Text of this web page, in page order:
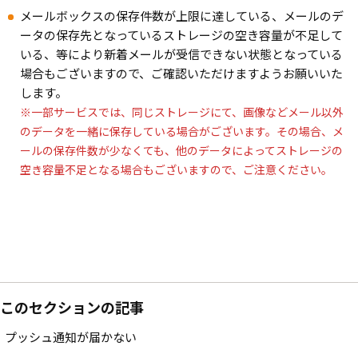
メールボックスの保存件数が上限に達している、メールのデ
ータの保存先となっているストレージの空き容量が不足して
いる、等により新着メールが受信できない状態となっている
場合もございますので、ご確認いただけますようお願いいた
します。
※一部サービスでは、同じストレージにて、画像などメール以外
のデータを一緒に保存している場合がございます。その場合、メ
ールの保存件数が少なくても、他のデータによってストレージの
空き容量不足となる場合もございますので、ご注意ください。
このセクションの記事
プッシュ通知が届かない